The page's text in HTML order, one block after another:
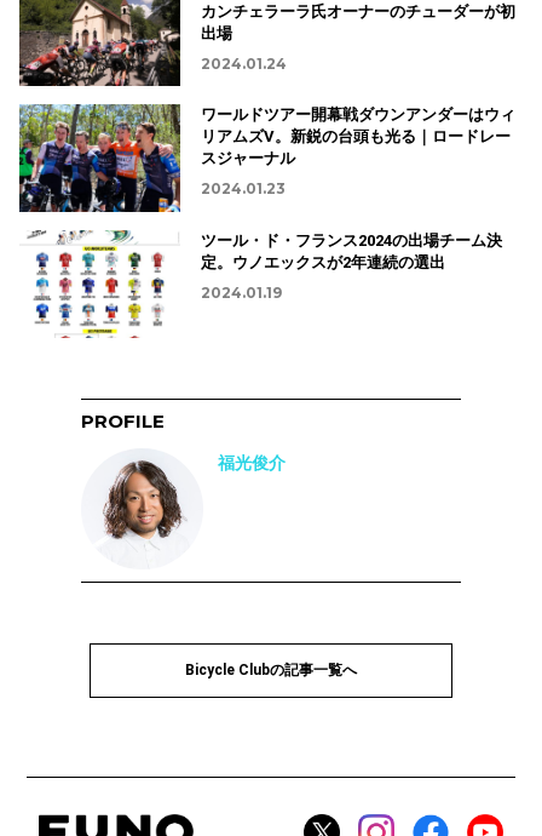
カンチェラーラ氏オーナーのチューダーが初
出場
2024.01.24
ワールドツアー開幕戦ダウンアンダーはウィ
リアムズV。新鋭の台頭も光る｜ロードレー
スジャーナル
2024.01.23
ツール・ド・フランス2024の出場チーム決
定。ウノエックスが2年連続の選出
2024.01.19
PROFILE
福光俊介
Bicycle Clubの記事一覧へ